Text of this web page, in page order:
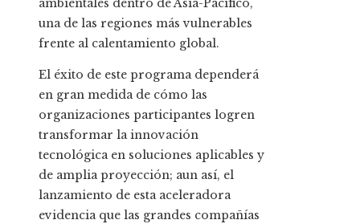
ambientales dentro de Asia-Pacífico,
una de las regiones más vulnerables
frente al calentamiento global.
El éxito de este programa dependerá
en gran medida de cómo las
organizaciones participantes logren
transformar la innovación
tecnológica en soluciones aplicables y
de amplia proyección; aun así, el
lanzamiento de esta aceleradora
evidencia que las grandes compañías